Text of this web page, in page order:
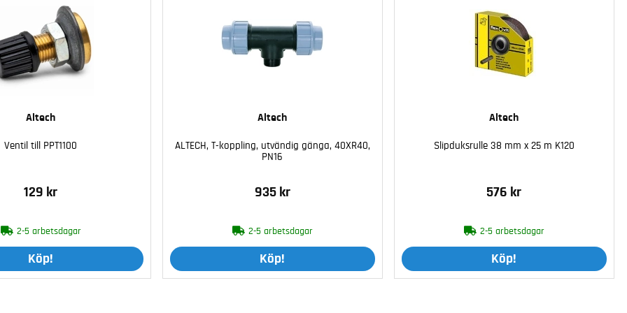
Altech
Ventil till PPT1100
129 kr
2-5 arbetsdagar
Köp!
Altech
ALTECH, T-koppling, utvändig gänga, 40XR40,
PN16
935 kr
2-5 arbetsdagar
Köp!
Altech
Slipduksrulle 38 mm x 25 m K120
576 kr
2-5 arbetsdagar
Köp!